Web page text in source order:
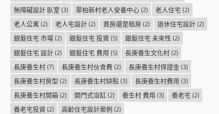
無障礙設計 臥室 (3) 翠柏新村老人安養中心(2) 老人住宅 (2)
老人公寓 (2) 老人宅設計(2) 買房還是租房(2) 退休住宅設計(2)
銀髮住宅 市場(2) 銀髮住宅 投資(5) 銀髮住宅 未來性 (2)
銀髮住宅 設計(2) 銀髮住宅 費用 (5) 長庚養生文化村(2)
長庚養生村(7) 長庚養生村伙食費 (2) 長庚養生村保證金(3)
長庚養生村房型 (2) 長庚養生村缺點(3) 長庚養生村費用 (3)
長庚養生村開箱(2) 開門式浴缸(2) 養生村 費用 (3) 養老宅 (2)
養老宅投資(2) 高齡住宅設計案例 (2)